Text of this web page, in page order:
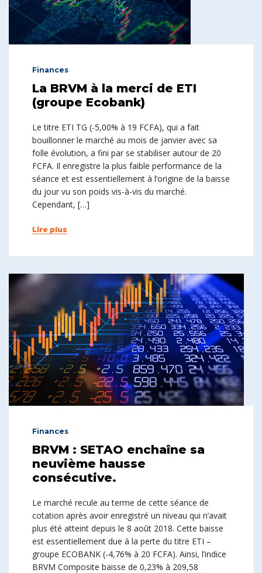
Finances
La BRVM à la merci de ETI
(groupe Ecobank)
Le titre ETI TG (-5,00% à 19 FCFA), qui a fait
bouillonner le marché au mois de janvier avec sa
folle évolution, a fini par se stabiliser autour de 20
FCFA. Il enregistre la plus faible performance de la
séance et est essentiellement à l’origine de la baisse
du jour vu son poids vis-à-vis du marché.
Cependant, […]
Lire plus
Finances
BRVM : SETAO enchaîne sa
neuvième hausse
consécutive.
Le marché recule au terme de cette séance de
cotation après avoir enregistré un niveau qui n’avait
plus été atteint depuis le 8 août 2018. Cette baisse
est essentiellement due à la perte du titre ETI –
groupe ECOBANK (-4,76% à 20 FCFA). Ainsi, l’indice
BRVM Composite baisse de 0,23% à 209,58